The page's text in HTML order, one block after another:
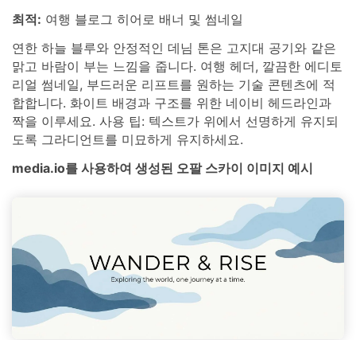
최적: 여행 블로그 히어로 배너 및 썸네일
연한 하늘 블루와 안정적인 데님 톤은 고지대 공기와 같은
맑고 바람이 부는 느낌을 줍니다. 여행 헤더, 깔끔한 에디토
리얼 썸네일, 부드러운 리프트를 원하는 기술 콘텐츠에 적
합합니다. 화이트 배경과 구조를 위한 네이비 헤드라인과
짝을 이루세요. 사용 팁: 텍스트가 위에서 선명하게 유지되
도록 그라디언트를 미묘하게 유지하세요.
media.io를 사용하여 생성된 오팔 스카이 이미지 예시